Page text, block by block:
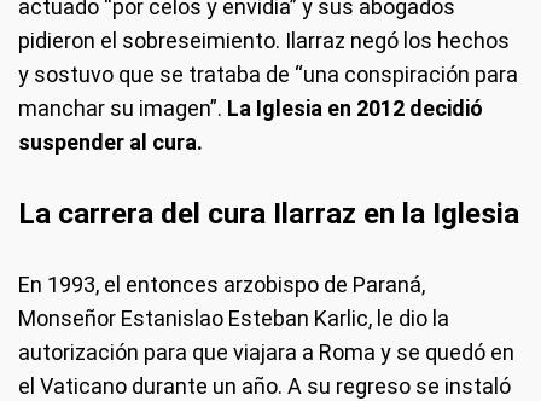
actuado “por celos y envidia” y sus abogados
pidieron el sobreseimiento. Ilarraz negó los hechos
y sostuvo que se trataba de “una conspiración para
manchar su imagen”. La Iglesia en 2012 decidió
suspender al cura.
La carrera del cura Ilarraz en la Iglesia
En 1993, el entonces arzobispo de Paraná,
Monseñor Estanislao Esteban Karlic, le dio la
autorización para que viajara a Roma y se quedó en
el Vaticano durante un año. A su regreso se instaló